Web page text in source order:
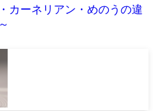
カーネリアン・めのうの違